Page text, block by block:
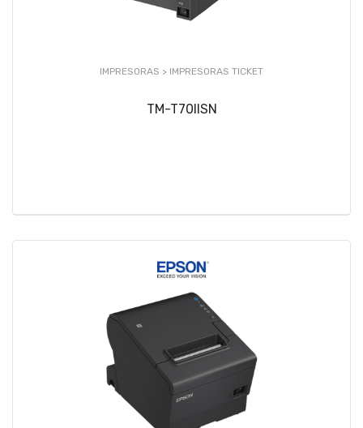
IMPRESORAS > IMPRESORAS TICKET
TM-T70IISN